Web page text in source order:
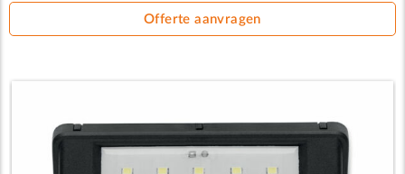
Offerte aanvragen